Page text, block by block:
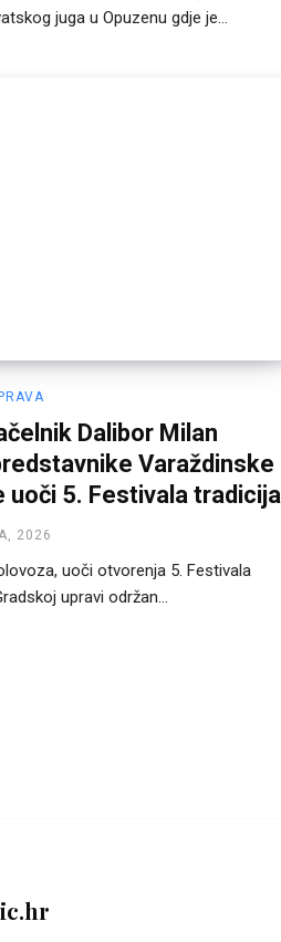
juga u Opuzenu gdje je...
Dalibor Milan
Varaždinske
uoči 5. Festivala tradicija
2026
uoči otvorenja 5. Festivala
upravi održan...